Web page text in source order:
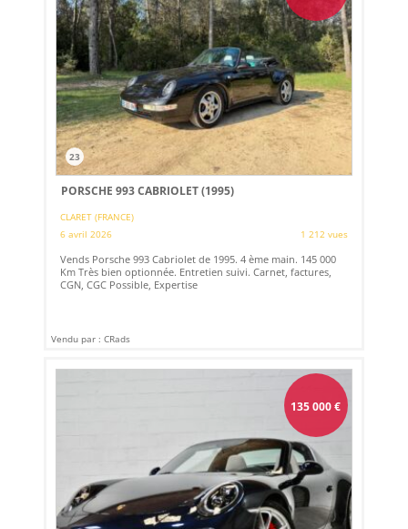
23
PORSCHE 993 CABRIOLET (1995)
CLARET (FRANCE)
6 avril 2026
1 212 vues
Vends Porsche 993 Cabriolet de 1995. 4 ème main. 145 000
Km Très bien optionnée. Entretien suivi. Carnet, factures,
CGN, CGC Possible, Expertise
Vendu par : CRads
135 000€